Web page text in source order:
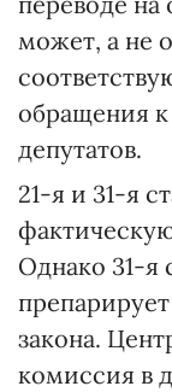
может, а не
обращения
депутатов.
21-я и 31-я
Однако 31-я
закона.
комиссия в